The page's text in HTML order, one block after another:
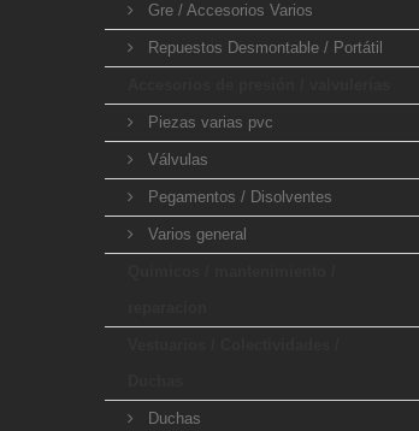
Gre / Accesorios Varios
Repuestos Desmontable / Portátil
Piezas varias pvc
Válvulas
Pegamentos / Disolventes
Varios general
Duchas